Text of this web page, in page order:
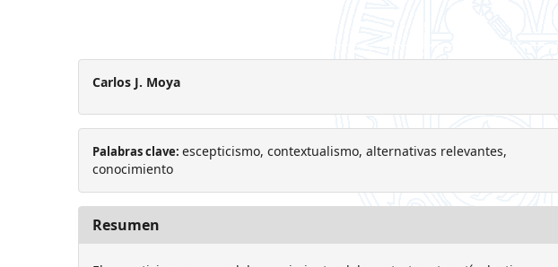
Carlos J. Moya
Palabras clave: escepticismo, contextualismo, alternativas relevantes,
conocimiento
Resumen